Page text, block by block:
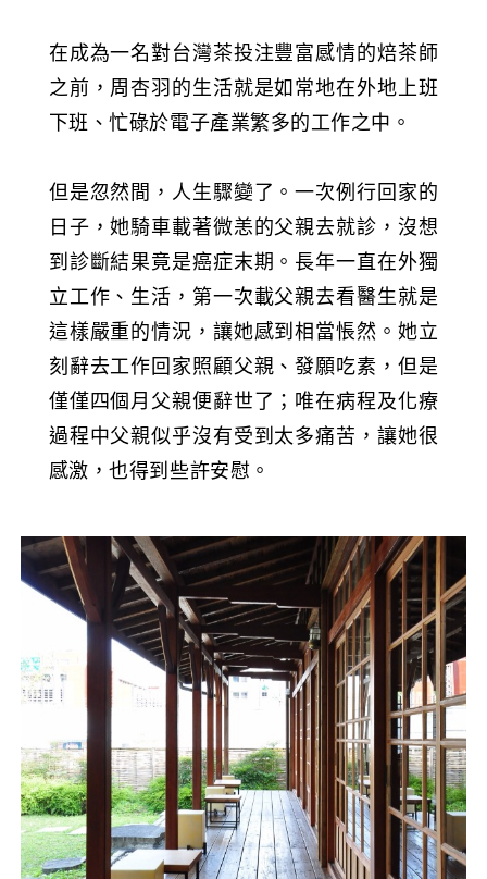
在成為一名對台灣茶投注豐富感情的焙茶師
之前，周杏羽的生活就是如常地在外地上班
下班、忙碌於電子產業繁多的工作之中。
但是忽然間，人生驟變了。一次例行回家的
日子，她騎車載著微恙的父親去就診，沒想
到診斷結果竟是癌症末期。長年一直在外獨
立工作、生活，第一次載父親去看醫生就是
這樣嚴重的情況，讓她感到相當悵然。她立
刻辭去工作回家照顧父親、發願吃素，但是
僅僅四個月父親便辭世了；唯在病程及化療
過程中父親似乎沒有受到太多痛苦，讓她很
感激，也得到些許安慰。